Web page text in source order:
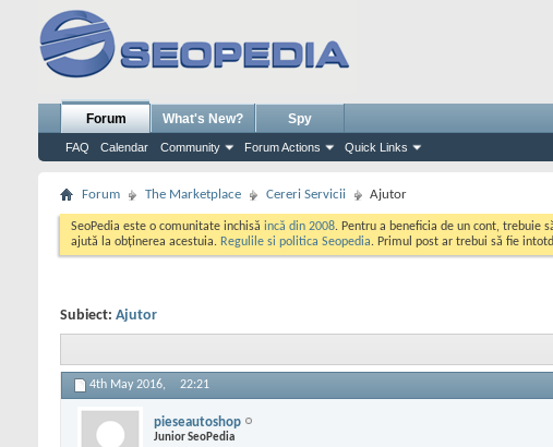
Forum
FAQ Calendar Community Forum Actions Quick Links
What's New? Spy
Forum The Marketplace Cereri Servicii Ajutor
SeoPedia este o comunitate inchisă incă din 2008. Pentru a beneficia de un cont, trebuie
ajută la obținerea acestuia. Regulile si politica Seopedia. Primul post ar trebui să fie
Subiect: Ajutor
4th May 2016, 22:21
pieseautoshop
Junior SeoPedia